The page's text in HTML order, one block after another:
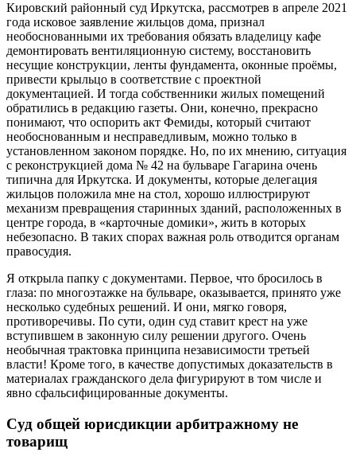
Кировский районный суд Иркутска, рассмотрев в апреле 2021
года исковое заявление жильцов дома, признал
необоснованными их требования обязать владелицу кафе
демонтировать вентиляционную систему, восстановить
несущие конструкции, ленты фундамента, оконные проёмы,
привести крыльцо в соответствие с проектной
документацией. И тогда собственники жилых помещений
обратились в редакцию газеты. Они, конечно, прекрасно
понимают, что оспорить акт Фемиды, который считают
необоснованным и несправедливым, можно только в
установленном законом порядке. Но, по их мнению, ситуация
с реконструкцией дома № 42 на бульваре Гагарина очень
типична для Иркутска. И документы, которые делегация
жильцов положила мне на стол, хорошо иллюстрируют
механизм превращения старинных зданий, расположенных в
центре города, в «карточные домики», жить в которых
небезопасно. В таких спорах важная роль отводится органам
правосудия.
Я открыла папку с документами. Первое, что бросилось в
глаза: по многоэтажке на бульваре, оказывается, принято уже
несколько судебных решений. И они, мягко говоря,
противоречивы. По сути, один суд ставит крест на уже
вступившем в законную силу решении другого. Очень
необычная трактовка принципа независимости третьей
власти! Кроме того, в качестве допустимых доказательств в
материалах гражданского дела фигурируют в том числе и
явно сфальсифицированные документы.
Cуд общей юрисдикции арбитражному не
товарищ